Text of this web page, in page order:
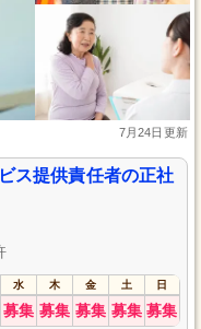
7月24日更新
ス提供責任者の正社
水 木 金 土 日
募集 募集 募集 募集 募集